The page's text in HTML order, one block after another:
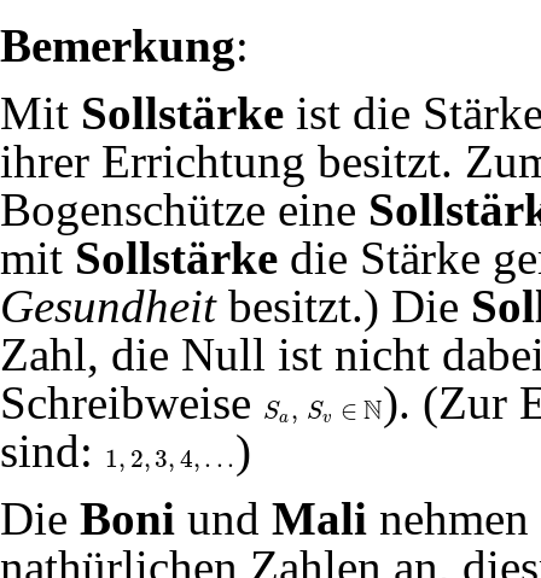
Bemerkung:
Mit Sollstärke ist die
ihrer Errichtung besitzt.
Bogenschütze eine
mit Sollstärke die Stärke
Gesundheitbesitzt.) Die
Zahl, die Null ist nicht
Schreibweise Sa , Sv ∈ N
Sa,S ∈N
). (Zur
sind: 1, 2, 3, 4, . . .
1,2 ,3,4,...
)
Die Boni und Mali
nathürlichen Zahlen an,